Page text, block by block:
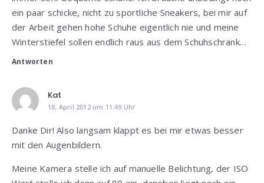
ein paar schicke, nicht zu sportliche Sneakers, bei mir auf
der Arbeit gehen hohe Schuhe eigentlich nie und meine
Winterstiefel sollen endlich raus aus dem Schuhschrank…
Antworten
Kat
18. April 2012 um 11:49 Uhr
Danke Dir! Also langsam klappt es bei mir etwas besser
mit den Augenbildern.
Meine Kamera stelle ich auf manuelle Belichtung, der ISO